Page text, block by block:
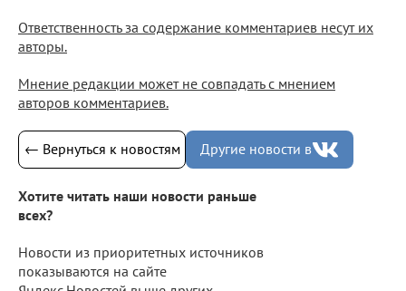
Ответственность за содержание комментариев несут их
авторы.
Мнение редакции может не совпадать с мнением
авторов комментариев.
← Вернуться к новостям Другие новости в
Хотите читать наши новости раньше
всех?
Новости из приоритетных источников
показываются на сайте